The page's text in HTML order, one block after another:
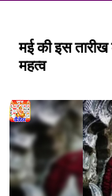
मई की इस तारीख
महत्व